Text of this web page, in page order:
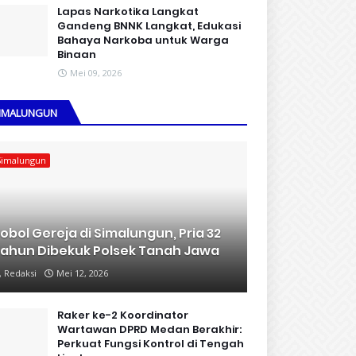
Lapas Narkotika Langkat
Gandeng BNNK Langkat, Edukasi
Bahaya Narkoba untuk Warga
Binaan
Mei 09, 2026
Gereja di Simalungun, Pria 32
Dibekuk Polsek Tanah Jawa
Redaksi Mei 12, 2026
Raker ke-2 Koordinator
Wartawan DPRD Medan Berakhir:
Perkuat Fungsi Kontrol di Tengah